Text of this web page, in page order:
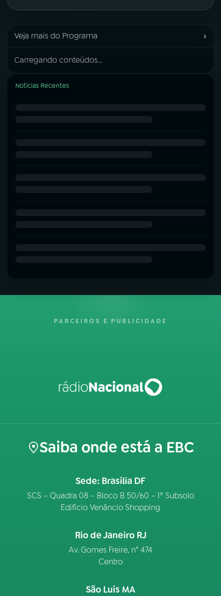
Veja mais do Programa ›
Carregando conteúdos...
Notícias Recentes
PARCEIROS E PUBLICIDADE
Saiba onde está a EBC
Sede: Brasília DF
SCS – Quadra 08 – Bloco B 50/60 – 1º Subsolo
Edifício Venâncio Shopping
Rio de Janeiro RJ
Av. Gomes Freire, n° 474
Centro
São Luís MA